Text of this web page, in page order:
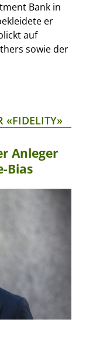
Bank in
er
auf
sowie der
«FIDELITY»
Anleger
Bias